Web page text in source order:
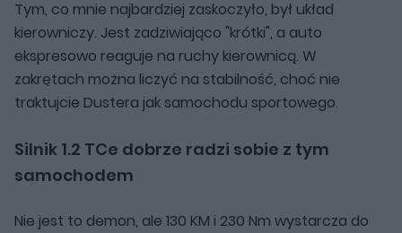
Tym, co mnie najbardziej zaskoczyło, był układ
kierowniczy. Jest zadziwiająco "krótki", a auto
ekspresowo reaguje na ruchy kierownicą. W
zakrętach można liczyć na stabilność, choć nie
traktujcie Dustera jak samochodu sportowego.
Silnik 1.2 TCe dobrze radzi sobie z tym
samochodem
Nie jest to demon, ale 130 KM i 230 Nm wystarcza do